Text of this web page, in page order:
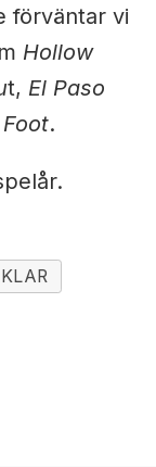
förväntar vi
Hollow
t, El Paso
.